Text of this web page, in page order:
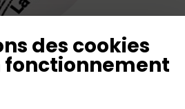
des cookies
fonctionnement